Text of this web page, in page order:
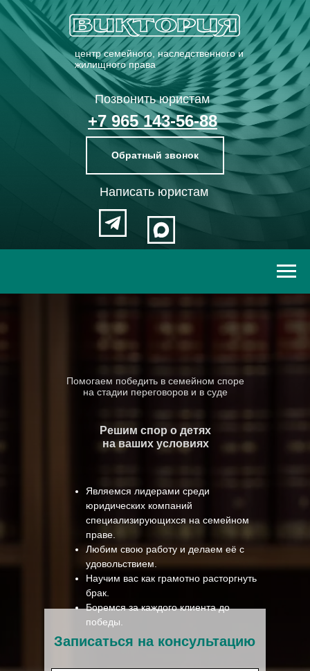
Написать юристам
Позвонить юристам
+7 965 143-56-88
центр семейного, наследственного и
жилищного права
Обратный звонок
Записаться на консультацию
Являемся лидерами среди
юридических компаний
специализирующихся на семейном
праве.
Любим свою работу и делаем её с
удовольствием.
Научим вас как грамотно расторгнуть
брак.
Боремся за каждого клиента до
победы.
Помогаем победить в семейном споре
на стадии переговоров и в суде
Решим спор о детях
на ваших условиях